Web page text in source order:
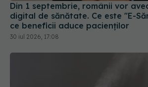
Din 1 septembrie, românii vor
digital de sănătate. Ce este "E-
ce beneficii aduce pacienților
30 iul 2026, 17:08